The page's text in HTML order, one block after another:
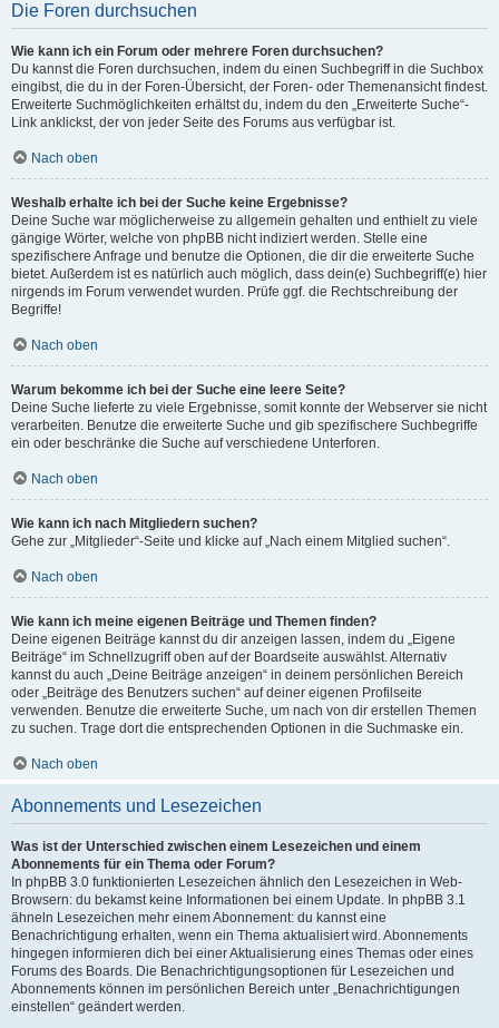
Die Foren durchsuchen
Wie kann ich ein Forum oder mehrere Foren durchsuchen?
Du kannst die Foren durchsuchen, indem du einen Suchbegriff in die Suchbox
eingibst, die du in der Foren-Übersicht, der Foren- oder Themenansicht findest.
Erweiterte Suchmöglichkeiten erhältst du, indem du den „Erweiterte Suche“-
Link anklickst, der von jeder Seite des Forums aus verfügbar ist.
Nach oben
Weshalb erhalte ich bei der Suche keine Ergebnisse?
Deine Suche war möglicherweise zu allgemein gehalten und enthielt zu viele
gängige Wörter, welche von phpBB nicht indiziert werden. Stelle eine
spezifischere Anfrage und benutze die Optionen, die dir die erweiterte Suche
bietet. Außerdem ist es natürlich auch möglich, dass dein(e) Suchbegriff(e) hier
nirgends im Forum verwendet wurden. Prüfe ggf. die Rechtschreibung der
Begriffe!
Nach oben
Warum bekomme ich bei der Suche eine leere Seite?
Deine Suche lieferte zu viele Ergebnisse, somit konnte der Webserver sie nicht
verarbeiten. Benutze die erweiterte Suche und gib spezifischere Suchbegriffe
ein oder beschränke die Suche auf verschiedene Unterforen.
Nach oben
Wie kann ich nach Mitgliedern suchen?
Gehe zur „Mitglieder“-Seite und klicke auf „Nach einem Mitglied suchen“.
Nach oben
Wie kann ich meine eigenen Beiträge und Themen finden?
Deine eigenen Beiträge kannst du dir anzeigen lassen, indem du „Eigene
Beiträge“ im Schnellzugriff oben auf der Boardseite auswählst. Alternativ
kannst du auch „Deine Beiträge anzeigen“ in deinem persönlichen Bereich
oder „Beiträge des Benutzers suchen“ auf deiner eigenen Profilseite
verwenden. Benutze die erweiterte Suche, um nach von dir erstellen Themen
zu suchen. Trage dort die entsprechenden Optionen in die Suchmaske ein.
Nach oben
Abonnements und Lesezeichen
Was ist der Unterschied zwischen einem Lesezeichen und einem
Abonnements für ein Thema oder Forum?
In phpBB 3.0 funktionierten Lesezeichen ähnlich den Lesezeichen in Web-
Browsern: du bekamst keine Informationen bei einem Update. In phpBB 3.1
ähneln Lesezeichen mehr einem Abonnement: du kannst eine
Benachrichtigung erhalten, wenn ein Thema aktualisiert wird. Abonnements
hingegen informieren dich bei einer Aktualisierung eines Themas oder eines
Forums des Boards. Die Benachrichtigungsoptionen für Lesezeichen und
Abonnements können im persönlichen Bereich unter „Benachrichtigungen
einstellen“ geändert werden.